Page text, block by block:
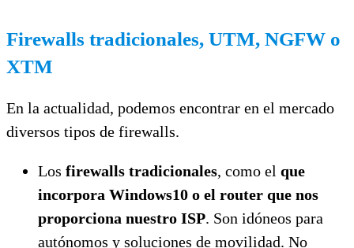
Firewalls tradicionales, UTM, NGFW o
XTM
En la actualidad, podemos encontrar en el mercado
diversos tipos de firewalls.
Los firewalls tradicionales, como el que
incorpora Windows10 o el router que nos
proporciona nuestro ISP. Son idóneos para
autónomos y soluciones de movilidad. No